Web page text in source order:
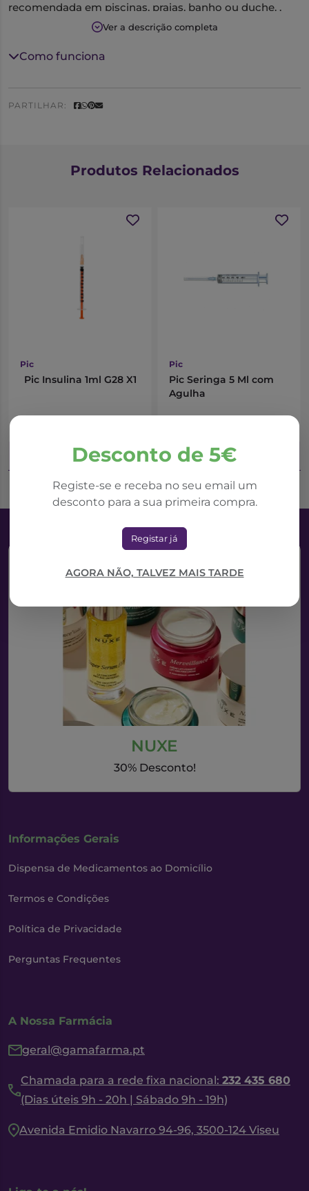
recomendada em piscinas, praias, banho ou duche. .
São suaves e cómodos e adaptam-se perfeitamente à
de plástico para facilitar a sua correta utilização e
Ver a descrição completa
Como funciona
PARTILHAR:
Desconto de 5€
Registe-se e receba no seu email um
desconto para a sua primeira compra.
Registar já
AGORA NÃO, TALVEZ MAIS TARDE
Produtos Relacionados
Pic
Pic Insulina 1ml G28 X1
Adicionar ao Carrinho
Pic
Pic Seringa 5 Ml com
Agulha
Adicionar ao Carrinho
NUXE
30% Desconto!
Informações Gerais
Dispensa de Medicamentos ao Domicílio
Termos e Condições
Política de Privacidade
Perguntas Frequentes
A Nossa Farmácia
geral@gamafarma.pt
Chamada para a rede fixa nacional: 232 435 680
(Dias úteis 9h - 20h | Sábado 9h - 19h)
Avenida Emidio Navarro 94-96, 3500-124 Viseu